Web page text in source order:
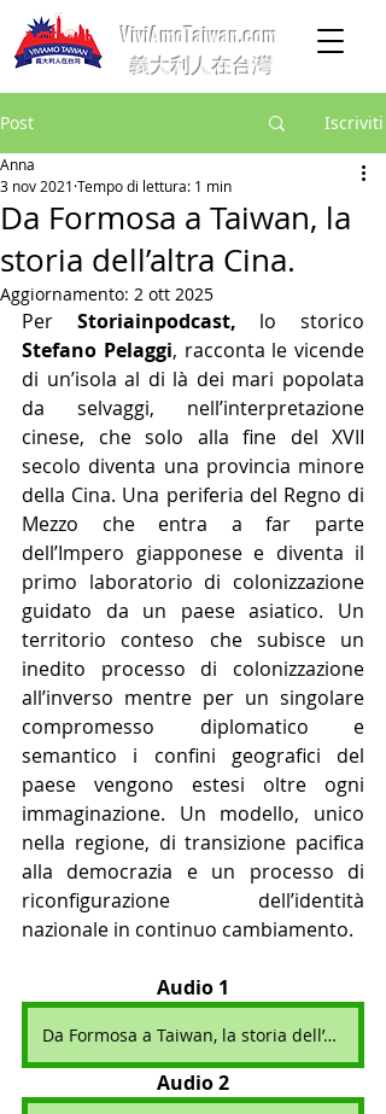
ViviAmoTaiwan.com
義大利人在台灣
Post Iscriviti
Da Formosa a Taiwan, la
storia dell’altra Cina.
Anna
3 nov 2021 Tempo di lettura: 1 min
Aggiornamento: 2 ott 2025
Per Storiainpodcast,
Stefano Pelaggi, racconta le vicende
di un’isola al di là dei mari popolata
da selvaggi, nell’interpretazione
cinese, che solo alla fine del XVII
secolo diventa una provincia minore
della Cina. Una periferia del Regno di
Mezzo che entra a far parte
dell’Impero giapponese e diventa il
primo laboratorio di colonizzazione
guidato da un paese asiatico. Un
territorio conteso che subisce un
inedito processo di colonizzazione
all’inverso mentre per un singolare
compromesso diplomatico e
semantico i confini geografici del
paese vengono estesi oltre ogni
immaginazione. Un modello, unico
nella regione, di transizione pacifica
alla democrazia e un processo di
riconfigurazione dell’identità
nazionale in continuo cambiamento.
Audio 1
Da Formosa a Taiwan, la storia dell’altra Cina - Prima Parte
Audio 2